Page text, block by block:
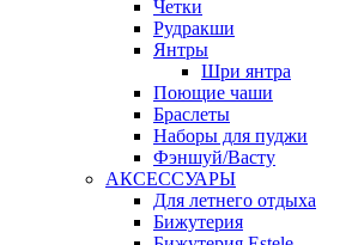
Четки
Рудракши
Янтры
Шри янтра
Поющие чаши
Браслеты
Наборы для пуджи
Фэншуй/Васту
АКСЕССУАРЫ
Для летнего отдыха
Бижутерия